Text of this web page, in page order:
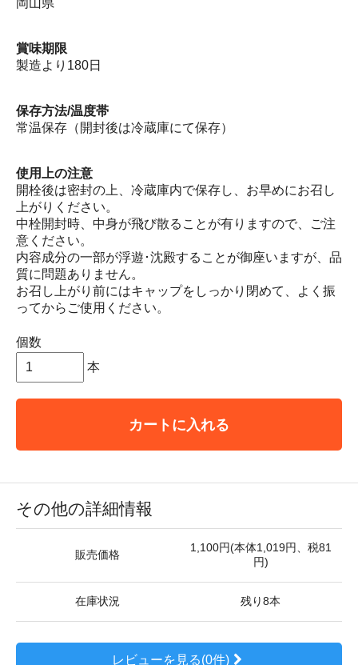
岡山県
賞味期限
製造より180日
保存方法/温度帯
常温保存（開封後は冷蔵庫にて保存）
使用上の注意
開栓後は密封の上、冷蔵庫内で保存し、お早めにお召し
上がりください。
中栓開封時、中身が飛び散ることが有りますので、ご注
意ください。
内容成分の一部が浮遊･沈殿することが御座いますが、品
質に問題ありません。
お召し上がり前にはキャップをしっかり閉めて、よく振
ってからご使用ください。
個数
本
カートに入れる
その他の詳細情報
販売価格
1,100円(本体1,019円、税81
円)
在庫状況 残り8本
レビューを見る(0件)